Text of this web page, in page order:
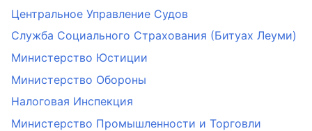
Центральное Управление Судов
Служба Социального Страхования (Битуах Леуми)
Министерство Юстиции
Министерство Обороны
Налоговая Инспекция
Министерство Промышленности и Торговли